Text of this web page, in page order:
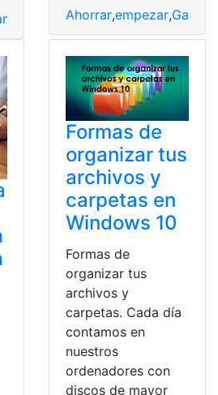
Sección,Sindical
Ahorrar,empezar,Gastos
Formas de
organizar tus
archivos y
carpetas en
Windows 10
Formas de
organizar tus
archivos y
carpetas. Cada día
contamos en
nuestros
ordenadores con
discos de mayor